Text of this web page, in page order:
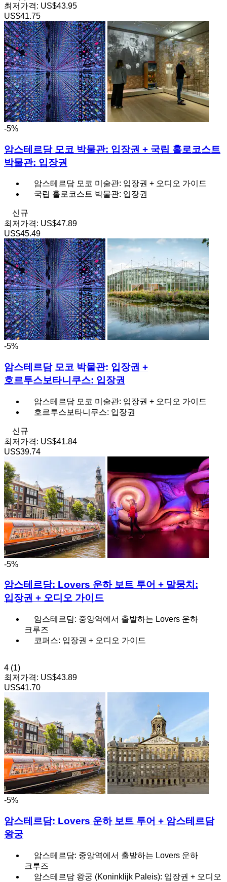
최저가격: US$43.95
US$41.75
-5%
암스테르담 모코 박물관: 입장권 + 국립 홀로코스트
박물관: 입장권
암스테르담 모코 미술관: 입장권 + 오디오 가이드
국립 홀로코스트 박물관: 입장권
신규
최저가격: US$47.89
US$45.49
-5%
암스테르담 모코 박물관: 입장권 +
호르투스보타니쿠스: 입장권
암스테르담 모코 미술관: 입장권 + 오디오 가이드
호르투스보타니쿠스: 입장권
신규
최저가격: US$41.84
US$39.74
-5%
암스테르담: Lovers 운하 보트 투어 + 말뭉치:
입장권 + 오디오 가이드
암스테르담: 중앙역에서 출발하는 Lovers 운하
크루즈
코퍼스: 입장권 + 오디오 가이드
4 (1)
최저가격: US$43.89
US$41.70
-5%
암스테르담: Lovers 운하 보트 투어 + 암스테르담
왕궁
암스테르담: 중앙역에서 출발하는 Lovers 운하
크루즈
암스테르담 왕궁 (Koninklijk Paleis): 입장권 + 오디오